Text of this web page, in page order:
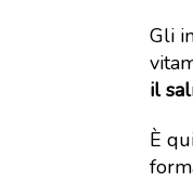
Gli
il
È